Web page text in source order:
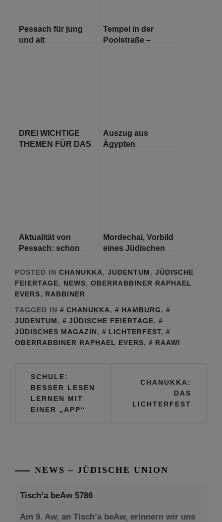
Pessach für jung
und alt
Tempel in der
Poolstraße –
DREI WICHTIGE
THEMEN FÜR DAS
Auszug aus
Ägypten
Aktualität von
Pessach: schon
Fremde im Land
Ägypten
Mordechai, Vorbild
eines Jüdischen
POSTED IN CHANUKKA, JUDENTUM, JÜDISCHE
FEIERTAGE, NEWS, OBERRABBINER RAPHAEL
EVERS, RABBINER
TAGGED IN
CHANUKKA, HAMBURG,
JUDENTUM, JÜDISCHE FEIERTAGE,
JÜDISCHES MAGAZIN, LICHTERFEST,
OBERRABBINER RAPHAEL EVERS, RAAWI
Beitragsnavigation
SCHULE:
BESSER LESEN
LERNEN MIT
EINER „APP“
CHANUKKA:
DAS
LICHTERFEST
NEWS – JÜDISCHE UNION
Tisch’a beAw 5786
Am 9. Aw, an Tisch’a beAw, erinnern wir uns